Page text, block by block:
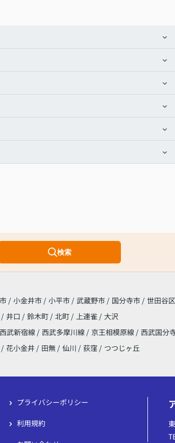
検索
/ 小金井市 / 小平市 / 武蔵野市 / 国分寺市 / 世田谷区
/ 井口 / 鈴木町 / 北町 / 上連雀 / 大沢
西武新宿線 / 西武多摩川線 / 京王相模原線 / 西武国分
/ 花小金井 / 田無 / 仙川 / 荻窪 / つつじヶ丘
プライバシーポリシー
利用規約